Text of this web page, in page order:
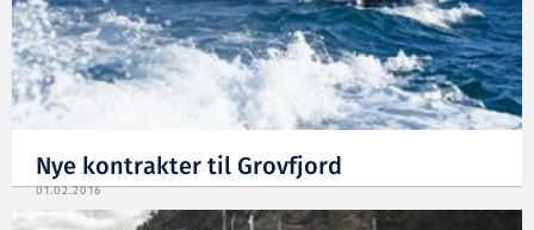
Nye kontrakter til Grovfjord
01.02.2016